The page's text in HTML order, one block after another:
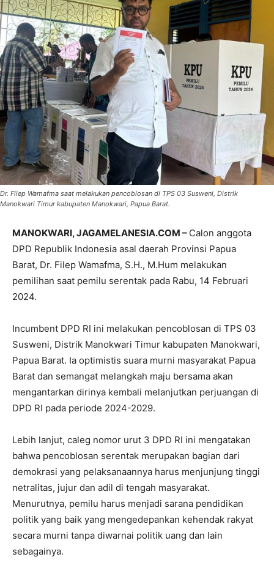
Dr. Filep Wamafma saat melakukan pencoblosan di TPS 03 Susweni, Distrik
Manokwari Timur kabupaten Manokwari, Papua Barat.
MANOKWARI, JAGAMELANESIA.COM – Calon anggota
DPD Republik Indonesia asal daerah Provinsi Papua
Barat, Dr. Filep Wamafma, S.H., M.Hum melakukan
pemilihan saat pemilu serentak pada Rabu, 14 Februari
2024.
Incumbent DPD RI ini melakukan pencoblosan di TPS 03
Susweni, Distrik Manokwari Timur kabupaten Manokwari,
Papua Barat. Ia optimistis suara murni masyarakat Papua
Barat dan semangat melangkah maju bersama akan
mengantarkan dirinya kembali melanjutkan perjuangan di
DPD RI pada periode 2024-2029.
Lebih lanjut, caleg nomor urut 3 DPD RI ini mengatakan
bahwa pencoblosan serentak merupakan bagian dari
demokrasi yang pelaksanaannya harus menjunjung tinggi
netralitas, jujur dan adil di tengah masyarakat.
Menurutnya, pemilu harus menjadi sarana pendidikan
politik yang baik yang mengedepankan kehendak rakyat
secara murni tanpa diwarnai politik uang dan lain
sebagainya.